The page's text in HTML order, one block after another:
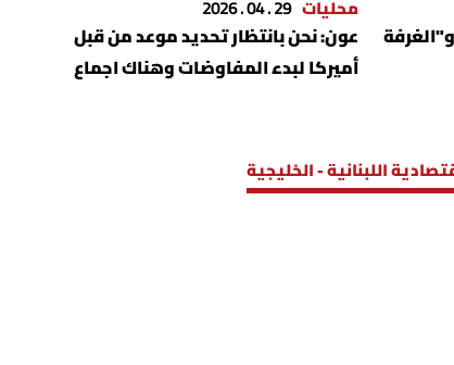
محليات 29 . 04 . 2026
عون: نحن بانتظار تحديد موعد من قبل
أميركا لبدء المفاوضات وهناك اجماع
اللبنانية - الخليجية